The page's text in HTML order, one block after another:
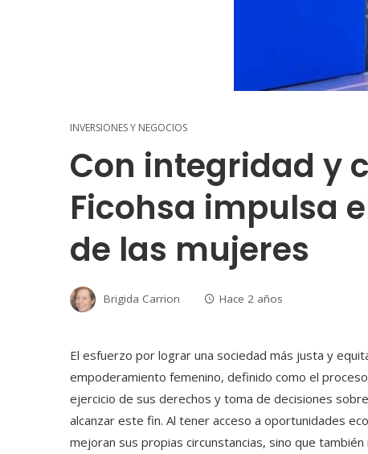
INVERSIONES Y NEGOCIOS
Con integridad y
Ficohsa impulsa
de las mujeres
Brigida Carrion Hace 2 años
El esfuerzo por lograr una sociedad más justa y
empoderamiento femenino, definido como el
ejercicio de sus derechos y toma de decisiones
alcanzar este fin. Al tener acceso a oportunidades
mejoran sus propias circunstancias, sino que